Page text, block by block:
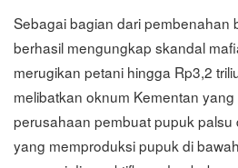
Sebagai bagian dari pembenahan
berhasil mengungkap skandal
merugikan petani hingga Rp3,2
melibatkan oknum Kementan
perusahaan pembuat pupuk
yang memproduksi pupuk di